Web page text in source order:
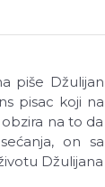
piše Džulijan
pisac koji na
na to da
on sa
Džulijana